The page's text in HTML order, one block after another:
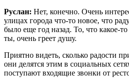
Руслан: Нет, конечно. Очень
улицах города что-то новое, что
было еще год назад. То, что какое-
ты, очень греет душу.
Приятно видеть, сколько радости
они делятся этим в социальных
поступают входящие звонки от